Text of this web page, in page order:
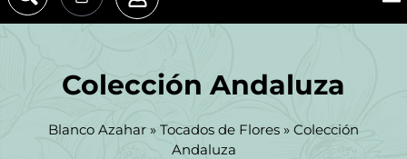
Colección Andaluza
Blanco Azahar » Tocados de Flores » Colección
Andaluza